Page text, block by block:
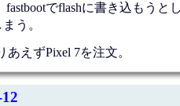
でflashに書き込もうとし
う。
えずPixel 7を注文。